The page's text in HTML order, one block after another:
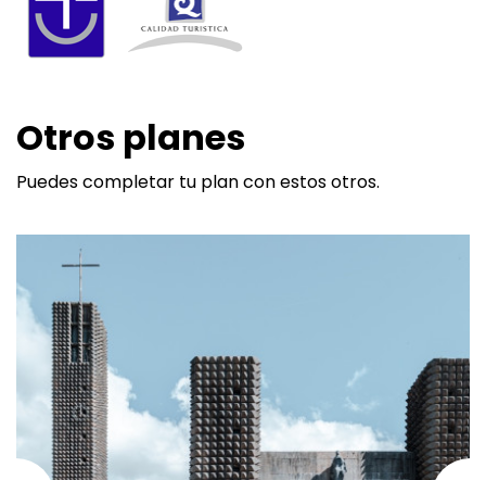
Otros planes
Puedes completar tu plan con estos otros.